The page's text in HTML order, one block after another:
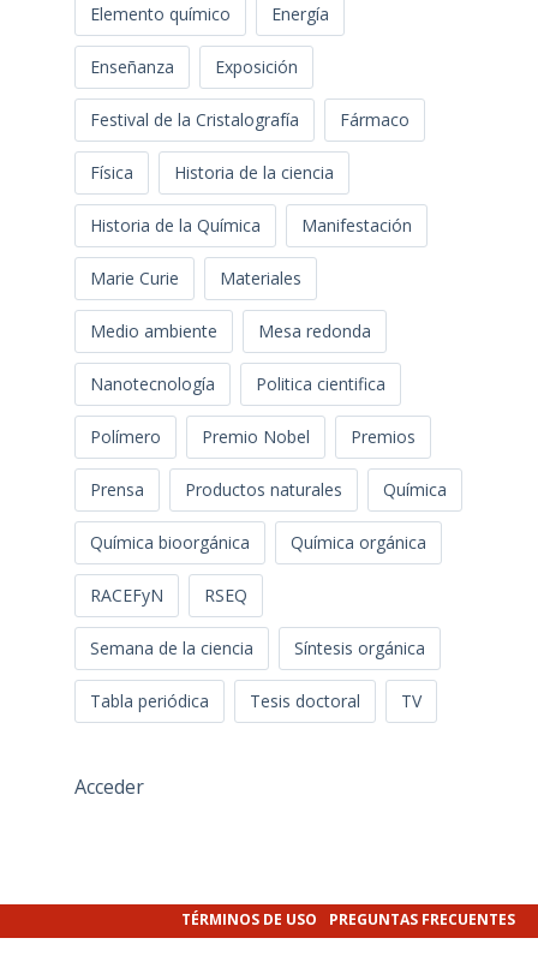
Elemento químico Energía
Enseñanza Exposición
Festival de la Cristalografía Fármaco
Física Historia de la ciencia
Historia de la Química Manifestación
Marie Curie Materiales
Medio ambiente Mesa redonda
Nanotecnología Politica cientifica
Polímero Premio Nobel Premios
Prensa Productos naturales Química
Química bioorgánica Química orgánica
RACEFyN RSEQ
Semana de la ciencia Síntesis orgánica
Tabla periódica Tesis doctoral TV
Acceder
TÉRMINOS DE USO PREGUNTAS FRECUENTES